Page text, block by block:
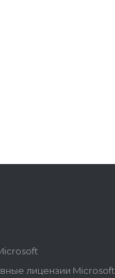
лицензии Microsoft